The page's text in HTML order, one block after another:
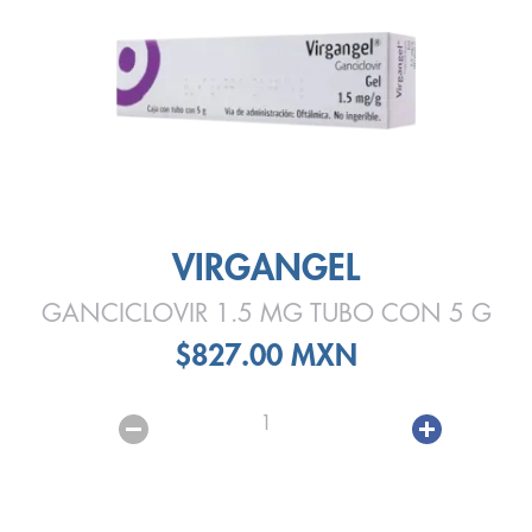
VIRGANGEL
GANCICLOVIR 1.5 MG TUBO CON 5 G
$827.00 MXN
1